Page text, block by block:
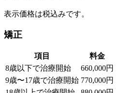
表示価格は税込みです。
矯正
項目
料金
8歳以下で治療開始
660,000円
9歳〜17歳で治療開始 770,000円